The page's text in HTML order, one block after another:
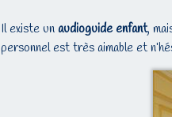
Il existe unaudioguide enfant,
personnel est très aimable et